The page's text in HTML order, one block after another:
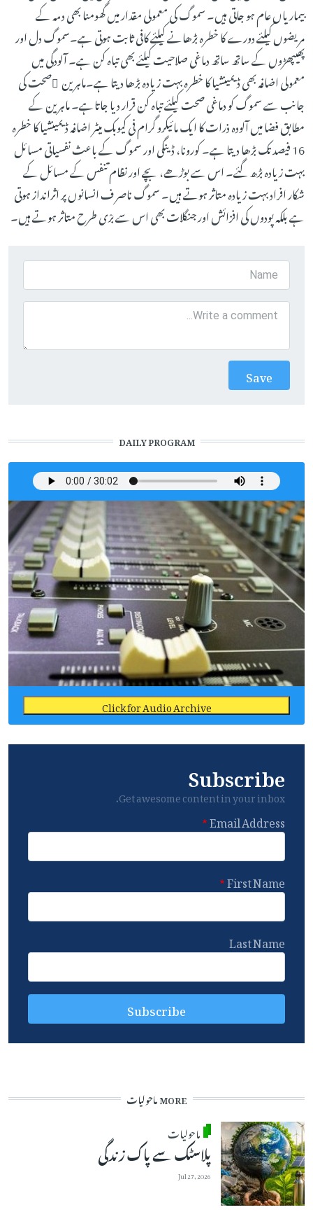
بیماریاں عام ہو جاتی ہیں۔ سموگ کی معمولی مقدار میں گھومنا بھی دمہ کے
مریضوں کیلئے دورے کا خطرہ بڑھانے کیلئے کافی ثابت ہوتی ہے۔سموگ دل اور
پھیپھڑوں کے ساتھ ساتھ دماغی صلاحیت کیلئے بھی تباہ کن ہے۔ آلودگی میں
معمولی اضافہ بھی ڈیمینشیا کا خطرہ بہت زیادہ بڑھا دیتا ہے۔ماہرین ِصحت کی
جانب سے سموگ کو دماغی صحت کیلئے تباہ کن قرار دیا جاتاہے۔ ماہرین کے
مطابق فضا میں آلودہ ذرات کا ایک مائیکرو گرام فی کیوبک میٹر اضافہ ڈیمینشیا کا خطرہ
16 فیصد تک بڑھا دیتا ہے۔ کورونا، ڈینگی اور سموگ کے باعث نفسیاتی مسائل
بہت زیادہ بڑھ گئے۔ اس سے بوڑھے، بچے اور نظام تنفس کے مسائل کے
شکار افراد بہت زیادہ متاثر ہوتے ہیں۔ سموگ ناصر ف انسانوں پر اثرانداز ہوتی
ہے بلکہ پودوں کی افزائش اور جنگلات بھی اس سے برْی طرح متاثر ہوتے ہیں۔
DAILY PROGRAM
Click for Audio Archive
Subscribe
Get awesome content in your inbox.
Email Address
First Name
Last Name
MORE ماحولیات
ماحولیات
پلاسٹک سے پاک زندگی
Jul 27, 2026